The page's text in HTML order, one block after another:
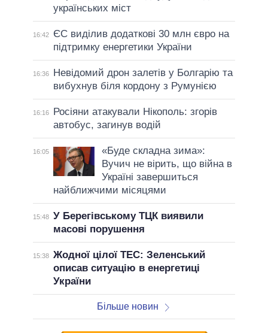
українських міст
16:42
ЄС виділив додаткові 30 млн євро на
підтримку енергетики України
16:36
Невідомий дрон залетів у Болгарію та
вибухнув біля кордону з Румунією
16:16
Росіяни атакували Нікополь: згорів
автобус, загинув водій
16:05
«Буде складна зима»:
Вучич не вірить, що війна в
Україні завершиться
найближчими місяцями
15:48 У Берегівському ТЦК виявили
масові порушення
15:38 Жодної цілої ТЕС: Зеленський
описав ситуацію в енергетиці
України
Більше новин